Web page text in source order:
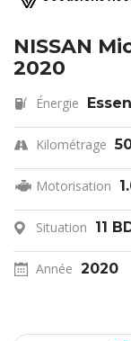
NISSAN
2020
Énergie
Kilométrage
Motorisation
Situation 11
Année 2020